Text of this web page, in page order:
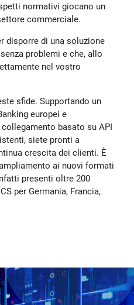
normativi giocano un
commerciale.
disporre di una soluzione
problemi e che, allo
nel vostro
sfide. Supportando un
europei e
basato su API
siete pronti a
crescita dei clienti. È
ai nuovi formati
presenti oltre 200
per Germania, Francia,